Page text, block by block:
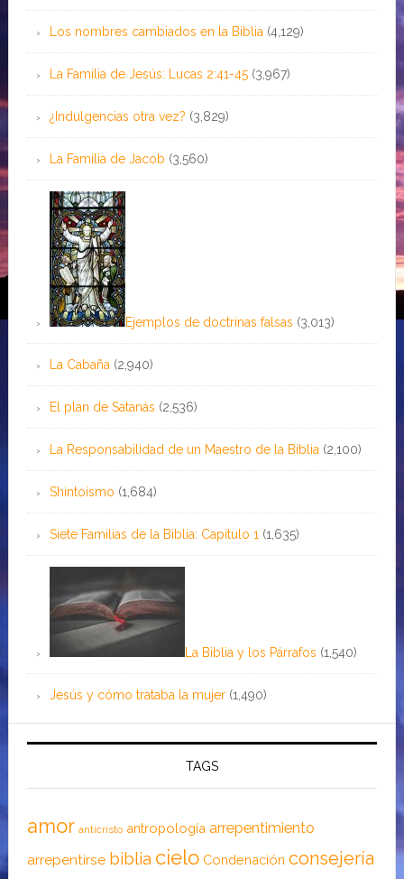
Los nombres cambiados en la Biblia (4,129)
La Familia de Jesús: Lucas 2:41-45 (3,967)
¿Indulgencias otra vez? (3,829)
La Familia de Jacob (3,560)
Ejemplos de doctrinas falsas (3,013)
La Cabaña (2,940)
El plan de Satanás (2,536)
La Responsabilidad de un Maestro de la Biblia (2,100)
Shintoísmo (1,684)
Siete Familias de la Biblia: Capítulo 1 (1,635)
La Biblia y los Párrafos (1,540)
Jesús y cómo trataba la mujer (1,490)
TAGS
amor anticristo antropología arrepentimiento
arrepentirse biblia cielo Condenación consejería